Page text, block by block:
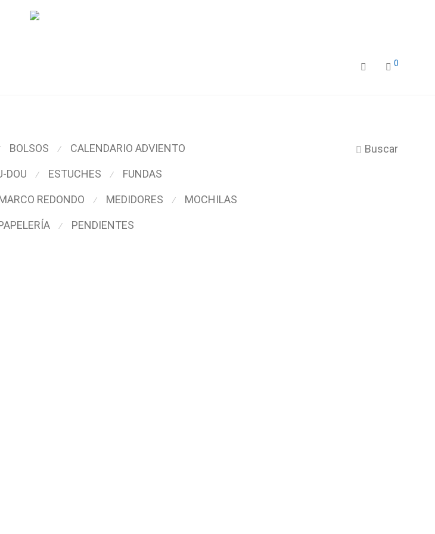
0
Buscar
BOLSOS ⁄ CALENDARIO ADVIENTO
DOU ⁄ ESTUCHES ⁄ FUNDAS
REDONDO ⁄ MEDIDORES ⁄ MOCHILAS
⁄ PENDIENTES